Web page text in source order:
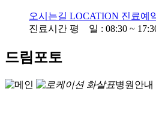
오시는길 LOCATION 진료예
진료시간 평 일 : 08:30 ~
드림포토
병원안내